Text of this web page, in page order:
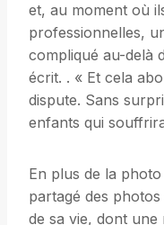
et, au moment où
professionnelles,
compliqué au-delà
écrit. . « Et cela
dispute. Sans
enfants qui
En plus de la
partagé des
de sa vie, dont